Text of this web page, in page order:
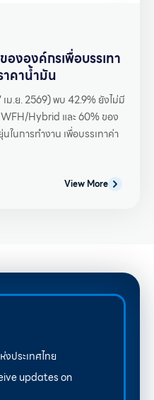
ององค์กรเพื่อบรรเทา
าคาน้ำมัน
ม.ย. 2569) พบ 42.9% ยังไม่มี
Hybrid และ 60% ของ
ในการทำงาน เพื่อบรรเทาค่า
View More
ประเทศไทย
updates on